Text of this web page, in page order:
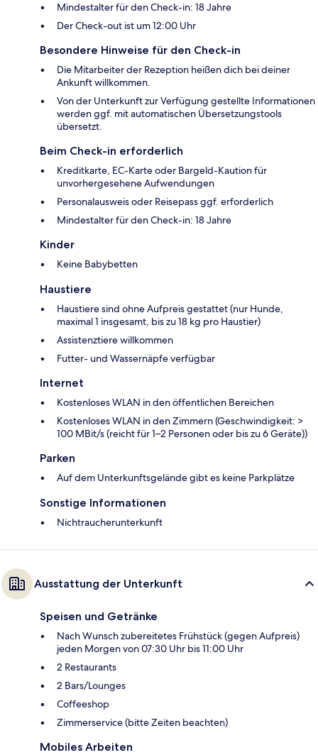
Mindestalter für den Check-in: 18 Jahre
Der Check-out ist um 12:00 Uhr
Besondere Hinweise für den Check-in
Die Mitarbeiter der Rezeption heißen dich bei deiner
Ankunft willkommen.
Von der Unterkunft zur Verfügung gestellte Informationen
werden ggf. mit automatischen Übersetzungstools
übersetzt.
Beim Check-in erforderlich
Kreditkarte, EC-Karte oder Bargeld-Kaution für
unvorhergesehene Aufwendungen
Personalausweis oder Reisepass ggf. erforderlich
Mindestalter für den Check-in: 18 Jahre
Kinder
Keine Babybetten
Haustiere
Haustiere sind ohne Aufpreis gestattet (nur Hunde,
maximal 1 insgesamt, bis zu 18 kg pro Haustier)
Assistenztiere willkommen
Futter- und Wassernäpfe verfügbar
Internet
Kostenloses WLAN in den öffentlichen Bereichen
Kostenloses WLAN in den Zimmern (Geschwindigkeit: >
100 MBit/s (reicht für 1–2 Personen oder bis zu 6 Geräte))
Parken
Auf dem Unterkunftsgelände gibt es keine Parkplätze
Sonstige Informationen
Nichtraucherunterkunft
Ausstattung der Unterkunft
Speisen und Getränke
Nach Wunsch zubereitetes Frühstück (gegen Aufpreis)
jeden Morgen von 07:30 Uhr bis 11:00 Uhr
2 Restaurants
2 Bars/Lounges
Coffeeshop
Zimmerservice (bitte Zeiten beachten)
Mobiles Arbeiten